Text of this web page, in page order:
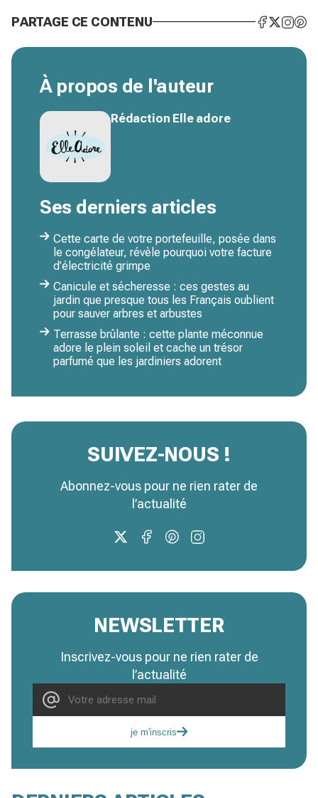
PARTAGE CE CONTENU
À propos de l'auteur
Rédaction Elle adore
Ses derniers articles
Cette carte de votre portefeuille, posée dans
le congélateur, révèle pourquoi votre facture
d’électricité grimpe
Canicule et sécheresse : ces gestes au
jardin que presque tous les Français oublient
pour sauver arbres et arbustes
Terrasse brûlante : cette plante méconnue
adore le plein soleil et cache un trésor
parfumé que les jardiniers adorent
SUIVEZ-NOUS !
Abonnez-vous pour ne rien rater de
l’actualité
NEWSLETTER
Inscrivez-vous pour ne rien rater de
l’actualité
je m'inscris